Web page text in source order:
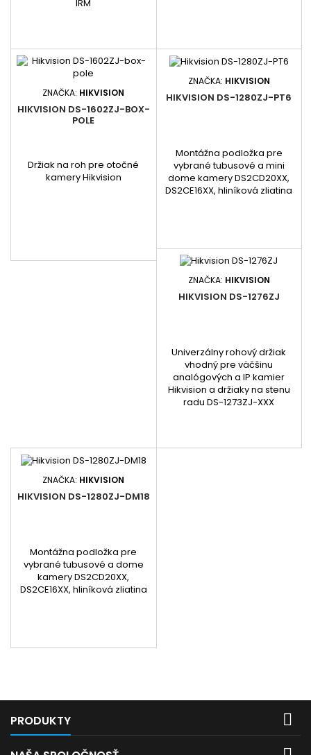
IRM
ZNAČKA: HIKVISION
HIKVISION DS-1602ZJ-BOX-
POLE
Držiak na roh pre otočné
kamery Hikvision
ZNAČKA: HIKVISION
HIKVISION DS-1280ZJ-PT6
Montážna podložka pre
vybrané tubusové a mini
dome kamery DS2CD20XX,
DS2CE16XX, hliníková zliatina
ZNAČKA: HIKVISION
HIKVISION DS-1276ZJ
Univerzálny rohový držiak
vhodný pre väčšinu
analógových a IP kamier
Hikvision a držiaky na stenu
radu DS-1273ZJ-XXX
ZNAČKA: HIKVISION
HIKVISION DS-1280ZJ-DM18
Montážna podložka pre
vybrané tubusové a dome
kamery DS2CD20XX,
DS2CE16XX, hliníková zliatina
PRODUKTY 